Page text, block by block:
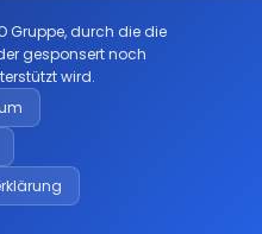
Gruppe, durch die die
gesponsert noch
wird.